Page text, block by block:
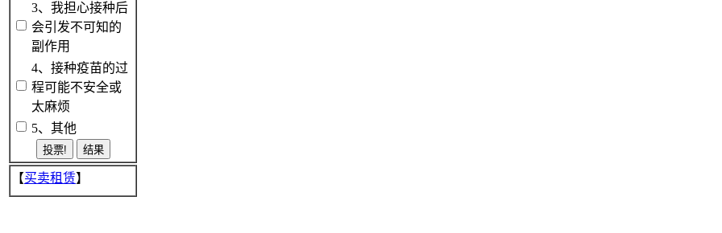
3、我担心接种后
会引发不可知的
副作用
4、接种疫苗的过
程可能不安全或
太麻烦
5、其他
【买卖租赁】